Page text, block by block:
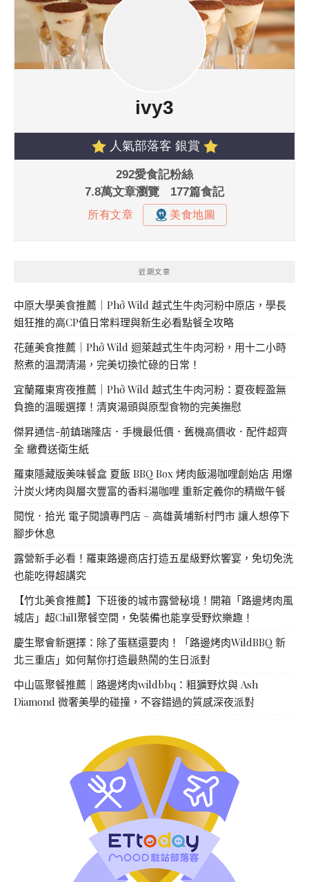
近期文章
中原大學美食推薦｜Phở Wild 越式生牛肉河粉中原店，學長
姐狂推的高CP值日常料理與新生必看點餐全攻略
花蓮美食推薦｜Phở Wild 迴萊越式生牛肉河粉，用十二小時
熬煮的溫潤清湯，完美切換忙碌的日常！
宜蘭羅東宵夜推薦｜Phở Wild 越式生牛肉河粉：夏夜輕盈無
負擔的溫暖選擇！清爽湯頭與原型食物的完美撫慰
傑昇通信-前鎮瑞隆店．手機最低價．舊機高價收．配件超齊
全 繳費送衛生紙
羅東隱藏版美味餐盒 夏飯 BBQ Box 烤肉飯湯咖哩創始店 用爆
汁炭火烤肉與層次豐富的香料湯咖哩 重新定義你的精緻午餐
閱悅．拾光 電子閱讀專門店 – 高雄黃埔新村門市 讓人想停下
腳步休息
露營新手必看！羅東路邊商店打造五星級野炊饗宴，免切免洗
也能吃得超講究
【竹北美食推薦】下班後的城市露營秘境！開箱「路邊烤肉風
城店」超Chill聚餐空間，免裝備也能享受野炊樂趣！
慶生聚會新選擇：除了蛋糕還要肉！「路邊烤肉WildBBQ 新
北三重店」如何幫你打造最熱鬧的生日派對
中山區聚餐推薦｜路邊烤肉wildbbq：粗獷野炊與 Ash
Diamond 微奢美學的碰撞，不容錯過的質感深夜派對